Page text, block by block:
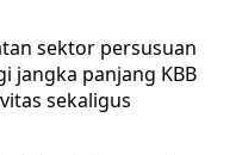
sektor persusuan
jangka panjang KBB
sekaligus